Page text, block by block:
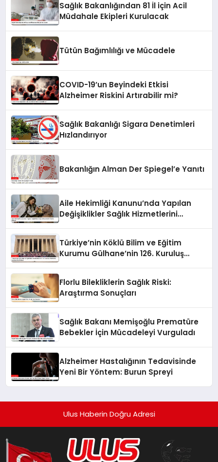
Sağlık Bakanlığından 81 İl için Acil
Müdahale Ekipleri Kurulacak
Tütün Bağımlılığı ve Mücadele
COVID-19’un Beyindeki Etkisi
Alzheimer Riskini Artırabilir mi?
Sağlık Bakanlığı Sigara Denetimleri
Hızlandırıyor
Bakanlığın Alman Der Spiegel’e Yanıtı
Aile Hekimliği Kanunu’nda Yapılan
Değişiklikler Sağlık Hizmetlerini
Türkiye’nin Köklü Bilim ve Eğitim
Kurumu Gülhane’nin 126. Kuruluş
Florlu Bilekliklerin Sağlık Riski:
Araştırma Sonuçları
Sağlık Bakanı Memişoğlu Prematüre
Bebekler İçin Mücadeleyi Vurguladı
Alzheimer Hastalığının Tedavisinde
Yeni Bir Yöntem: Burun Spreyi
Ulus Haberin Doğru Adresi